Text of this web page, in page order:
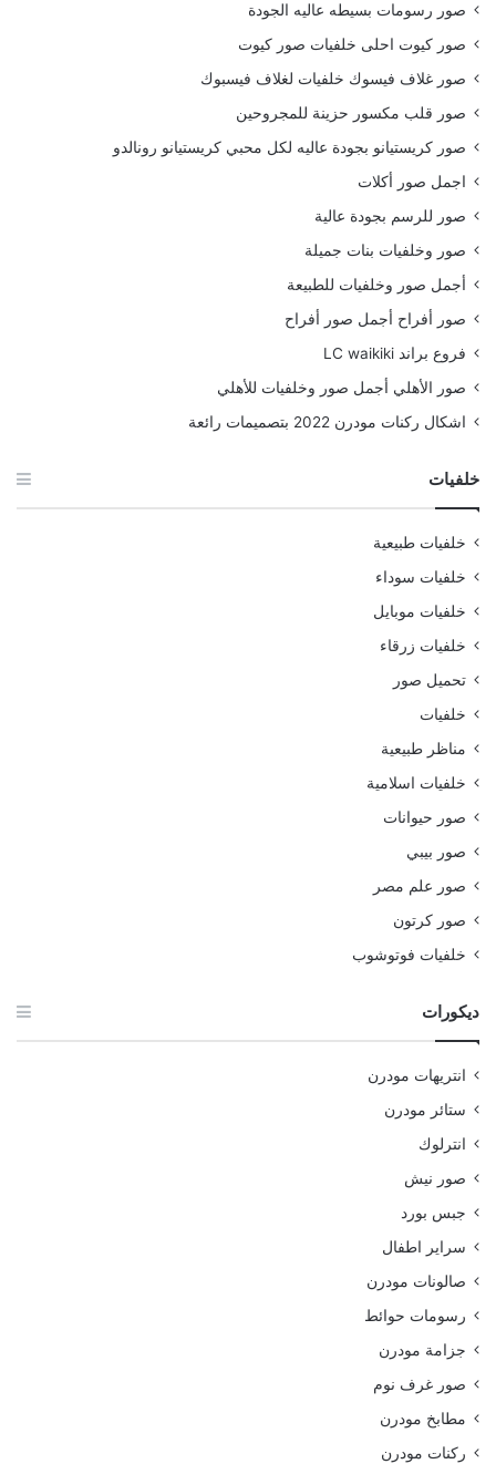
صور رسومات بسيطه عاليه الجودة
صور كيوت احلى خلفيات صور كيوت
صور غلاف فيسوك خلفيات لغلاف فيسبوك
صور قلب مكسور حزينة للمجروحين
صور كريستيانو بجودة عاليه لكل محبي كريستيانو رونالدو
اجمل صور أكلات
صور للرسم بجودة عالية
صور وخلفيات بنات جميلة
أجمل صور وخلفيات للطبيعة
صور أفراح أجمل صور أفراح
فروع براند LC waikiki
صور الأهلي أجمل صور وخلفيات للأهلي
اشكال ركنات مودرن 2022 بتصميمات رائعة
خلفيات
خلفيات طبيعية
خلفيات سوداء
خلفيات موبايل
خلفيات زرقاء
تحميل صور
خلفيات
مناظر طبيعية
خلفيات اسلامية
صور حيوانات
صور بيبي
صور علم مصر
صور كرتون
خلفيات فوتوشوب
ديكورات
انتريهات مودرن
ستائر مودرن
انترلوك
صور نيش
جبس بورد
سراير اطفال
صالونات مودرن
رسومات حوائط
جزامة مودرن
صور غرف نوم
مطابخ مودرن
ركنات مودرن